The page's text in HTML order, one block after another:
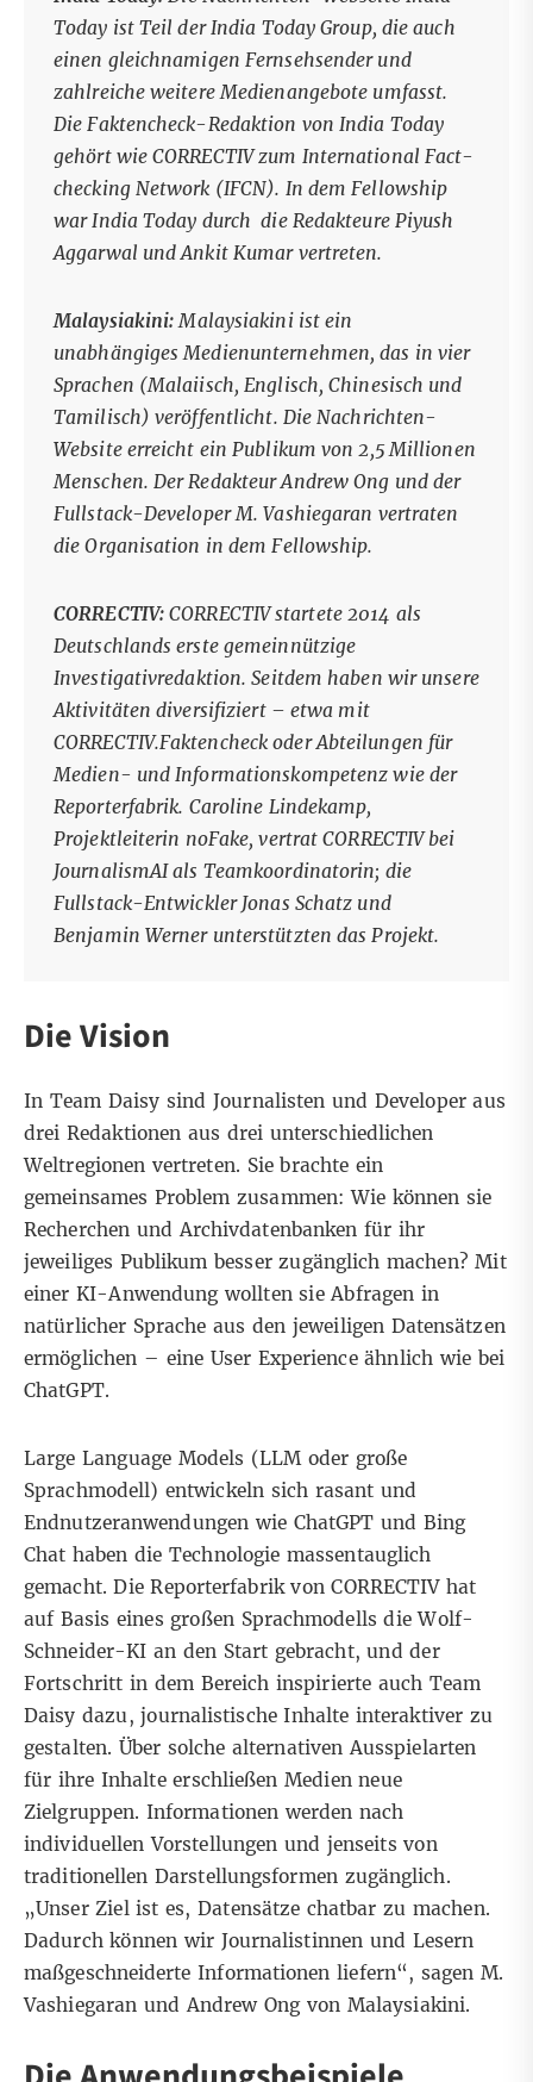
Today ist Teil der India Today Group, die auch
einen gleichnamigen Fernsehsender und
zahlreiche weitere Medienangebote umfasst.
Die Faktencheck-Redaktion von India Today
gehört wie CORRECTIV zum International Fact-
checking Network (IFCN). In dem Fellowship
war India Today durch die Redakteure Piyush
Aggarwal und Ankit Kumar vertreten.
Malaysiakini:Malaysiakini ist ein
unabhängiges Medienunternehmen, das in vier
Sprachen (Malaiisch, Englisch, Chinesisch und
Tamilisch) veröffentlicht. Die Nachrichten-
Website erreicht ein Publikum von 2,5 Millionen
Menschen. Der Redakteur Andrew Ong und der
Fullstack-Developer M. Vashiegaran vertraten
die Organisation in dem Fellowship.
CORRECTIV: CORRECTIV startete 2014 als
Deutschlands erste gemeinnützige
Investigativredaktion. Seitdem haben wir unsere
Aktivitäten diversifiziert – etwa mit
CORRECTIV.Faktencheck oder Abteilungen für
Medien- und Informationskompetenz wie der
Reporterfabrik. Caroline Lindekamp,
Projektleiterin noFake, vertrat CORRECTIV bei
JournalismAI als Teamkoordinatorin; die
Fullstack-Entwickler Jonas Schatz und
Benjamin Werner unterstützten das Projekt.
Die Vision
In Team Daisy sind Journalisten und Developer aus
drei Redaktionen aus drei unterschiedlichen
Weltregionen vertreten. Sie brachte ein
gemeinsames Problem zusammen: Wie können sie
Recherchen und Archivdatenbanken für ihr
jeweiliges Publikum besser zugänglich machen? Mit
einer KI-Anwendung wollten sie Abfragen in
natürlicher Sprache aus den jeweiligen Datensätzen
ermöglichen – eine User Experience ähnlich wie bei
ChatGPT.
Large Language Models (LLM oder große
Sprachmodell) entwickeln sich rasant und
Endnutzeranwendungen wie ChatGPT und Bing
Chat haben die Technologie massentauglich
gemacht. DieReporterfabrik von CORRECTIVhat
auf Basis eines großen Sprachmodells dieWolf-
Schneider-KI an den Start gebracht, und der
Fortschritt in dem Bereich inspirierte auch Team
Daisy dazu, journalistische Inhalte interaktiver zu
gestalten. Über solche alternativen Ausspielarten
für ihre Inhalte erschließen Medien neue
Zielgruppen. Informationen werden nach
individuellen Vorstellungen und jenseits von
traditionellen Darstellungsformen zugänglich.
„Unser Ziel ist es, Datensätze chatbar zu machen.
Dadurch können wir Journalistinnen und Lesern
maßgeschneiderte Informationen liefern“, sagen M.
Vashiegaran und Andrew Ong von Malaysiakini.